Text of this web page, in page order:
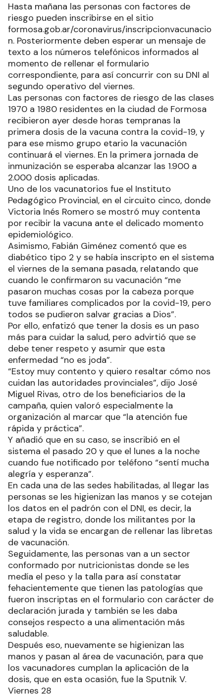
Hasta mañana las personas con factores de
riesgo pueden inscribirse en el sitio
formosa.gob.ar/coronavirus/inscripcionvacunacio
n. Posteriormente deben esperar un mensaje de
texto a los números telefónicos informados al
momento de rellenar el formulario
correspondiente, para así concurrir con su DNI al
segundo operativo del viernes.
Las personas con factores de riesgo de las clases
1970 a 1980 residentes en la ciudad de Formosa
recibieron ayer desde horas tempranas la
primera dosis de la vacuna contra la covid-19, y
para ese mismo grupo etario la vacunación
continuará el viernes. En la primera jornada de
inmunización se esperaba alcanzar las 1.900 a
2.000 dosis aplicadas.
Uno de los vacunatorios fue el Instituto
Pedagógico Provincial, en el circuito cinco, donde
Victoria Inés Romero se mostró muy contenta
por recibir la vacuna ante el delicado momento
epidemiológico.
Asimismo, Fabián Giménez comentó que es
diabético tipo 2 y se había inscripto en el sistema
el viernes de la semana pasada, relatando que
cuando le confirmaron su vacunación “me
pasaron muchas cosas por la cabeza porque
tuve familiares complicados por la covid-19, pero
todos se pudieron salvar gracias a Dios”.
Por ello, enfatizó que tener la dosis es un paso
más para cuidar la salud, pero advirtió que se
debe tener respeto y asumir que esta
enfermedad “no es joda”.
“Estoy muy contento y quiero resaltar cómo nos
cuidan las autoridades provinciales”, dijo José
Miguel Rivas, otro de los beneficiarios de la
campaña, quien valoró especialmente la
organización al marcar que “la atención fue
rápida y práctica”.
Y añadió que en su caso, se inscribió en el
sistema el pasado 20 y que el lunes a la noche
cuando fue notificado por teléfono “sentí mucha
alegría y esperanza”.
En cada una de las sedes habilitadas, al llegar las
personas se les higienizan las manos y se cotejan
los datos en el padrón con el DNI, es decir, la
etapa de registro, donde los militantes por la
salud y la vida se encargan de rellenar las libretas
de vacunación.
Seguidamente, las personas van a un sector
conformado por nutricionistas donde se les
medía el peso y la talla para así constatar
fehacientemente que tienen las patologías que
fueron inscriptas en el formulario con carácter de
declaración jurada y también se les daba
consejos respecto a una alimentación más
saludable.
Después eso, nuevamente se higienizan las
manos y pasan al área de vacunación, para que
los vacunadores cumplan la aplicación de la
dosis, que en esta ocasión, fue la Sputnik V.
Viernes 28